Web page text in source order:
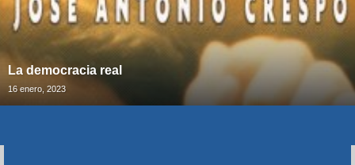
La democracia real
16 enero, 2023